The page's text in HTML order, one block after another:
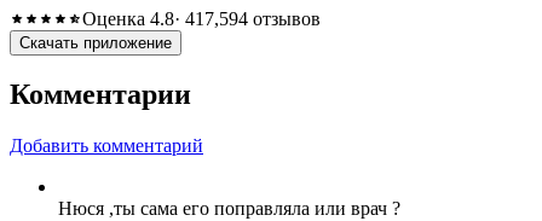
Оценка 4.8· 417,594 отзывов
Скачать приложение
Комментарии
Добавить комментарий
Нюся ,ты сама его поправляла или врач ?